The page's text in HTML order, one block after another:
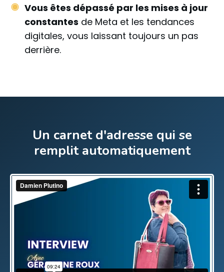
Vous êtes dépassé par les mises à jour
constantes de Meta et les tendances
digitales, vous laissant toujours un pas
derrière.
Un carnet d'adresse qui se
remplit automatiquement